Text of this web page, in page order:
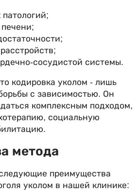
сосудистой системы.
кодировка уколом - лишь
с зависимостью. Он
комплексным подходом,
социальную
метода
преимущества
уколом в нашей клинике: